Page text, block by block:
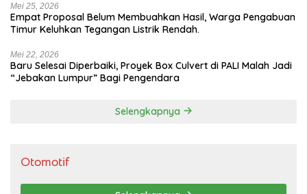
Mei 25, 2026
Empat Proposal Belum Membuahkan Hasil, Warga Pengabuan
Timur Keluhkan Tegangan Listrik Rendah.
Mei 22, 2026
Baru Selesai Diperbaiki, Proyek Box Culvert di PALI Malah Jadi
“Jebakan Lumpur” Bagi Pengendara
Selengkapnya
Otomotif